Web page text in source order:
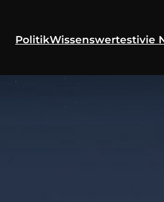
PolitikWissenswertestivie